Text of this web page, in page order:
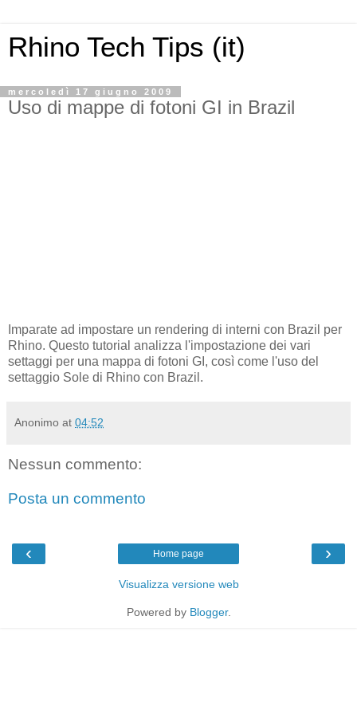
Rhino Tech Tips (it)
mercoledì 17 giugno 2009
Uso di mappe di fotoni GI in Brazil
Imparate ad impostare un rendering di interni con Brazil per
Rhino. Questo tutorial analizza l'impostazione dei vari
settaggi per una mappa di fotoni GI, così come l'uso del
settaggio Sole di Rhino con Brazil.
Anonimo at 04:52
Nessun commento:
Posta un commento
‹ ›
Home page
Visualizza versione web
Powered by Blogger.